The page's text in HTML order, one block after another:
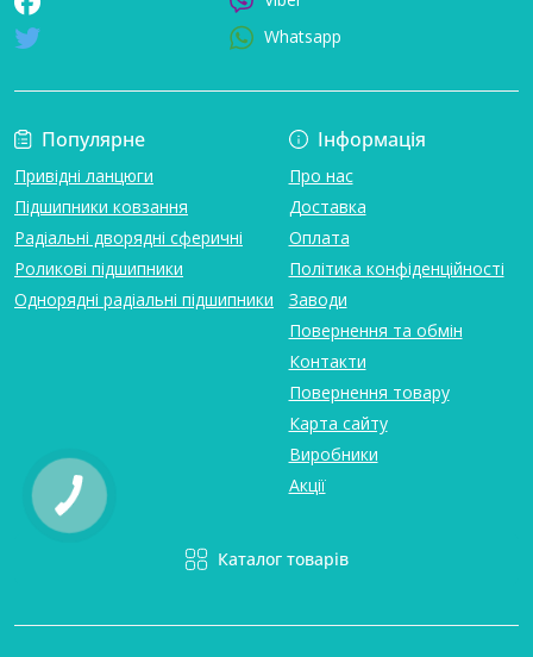
Популярне
Привідні ланцюги
Підшипники ковзання
Радіальні дворядні сферичні
Роликові підшипники
Однорядні радіальні підшипники
Інформація
Про нас
Доставка
Оплата
Політика конфіденційності
Заводи
Повернення та обмін
Контакти
Повернення товару
Карта сайту
Виробники
Акції
Каталог товарів
Whatsapp